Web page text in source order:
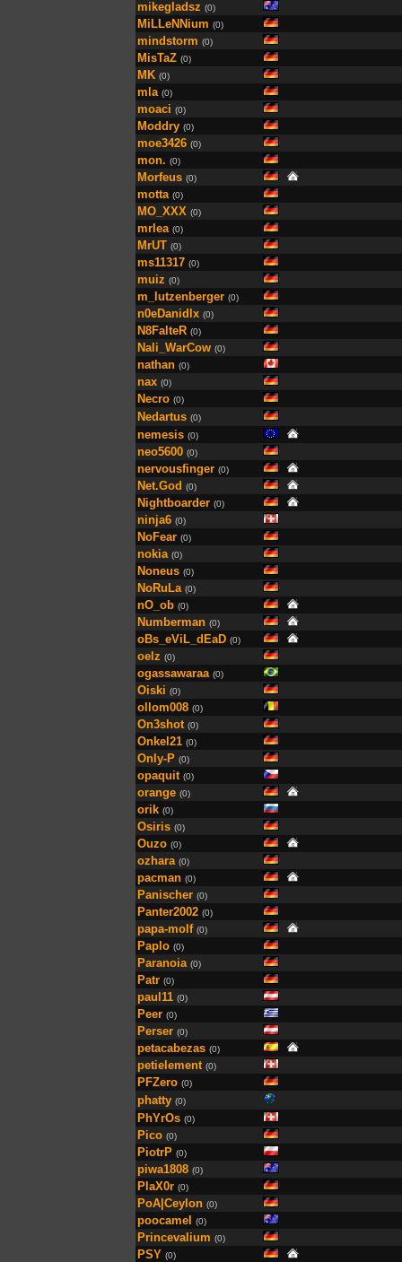
mikegladsz (0)
MiLLeNNium (0)
mindstorm (0)
MisTaZ (0)
MK (0)
mla (0)
moaci (0)
Moddry (0)
moe3426 (0)
mon. (0)
Morfeus (0)
motta (0)
MO_XXX (0)
mrlea (0)
MrUT (0)
ms11317 (0)
muiz (0)
m_lutzenberger (0)
n0eDanidlx (0)
N8FalteR (0)
Nali_WarCow (0)
nathan (0)
nax (0)
Necro (0)
Nedartus (0)
nemesis (0)
neo5600 (0)
nervousfinger (0)
Net.God (0)
Nightboarder (0)
ninja6 (0)
NoFear (0)
nokia (0)
Noneus (0)
NoRuLa (0)
nO_ob (0)
Numberman (0)
oBs_eViL_dEaD (0)
oelz (0)
ogassawaraa (0)
Oiski (0)
ollom008 (0)
On3shot (0)
Onkel21 (0)
Only-P (0)
opaquit (0)
orange (0)
orik (0)
Osiris (0)
Ouzo (0)
ozhara (0)
pacman (0)
Panischer (0)
Panter2002 (0)
papa-molf (0)
Paplo (0)
Paranoia (0)
Patr (0)
paul11 (0)
Peer (0)
Perser (0)
petacabezas (0)
petielement (0)
PFZero (0)
phatty (0)
PhYrOs (0)
Pico (0)
PiotrP (0)
piwa1808 (0)
PlaX0r (0)
PoA|Ceylon (0)
poocamel (0)
Princevalium (0)
PSY (0)